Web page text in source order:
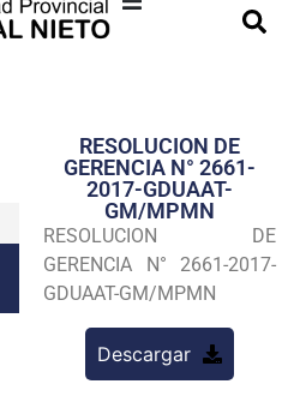
Transparencia
Seguridad
Programas
RESOLUCION DE
GERENCIA N° 2661-
2017-GDUAAT-
GM/MPMN
RESOLUCION DE
GERENCIA N° 2661-2017-
GDUAAT-GM/MPMN
Descargar